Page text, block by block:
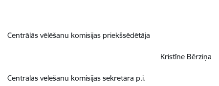
Centrālās vēlēšanu komisijas priekšsēdētāja
Kristīne Bērziņa
Centrālās vēlēšanu komisijas sekretāra p.i.